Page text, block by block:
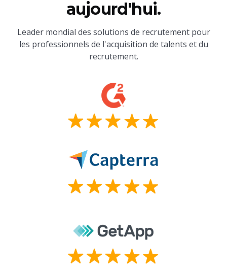
aujourd'hui.
Leader mondial des solutions de recrutement pour
les professionnels de l'acquisition de talents et du
recrutement.